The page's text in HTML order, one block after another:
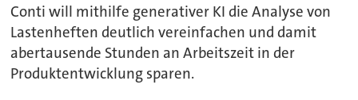
Conti will mithilfe generativer KI die Analyse von
Lastenheften deutlich vereinfachen und damit
abertausende Stunden an Arbeitszeit in der
Produktentwicklung sparen.